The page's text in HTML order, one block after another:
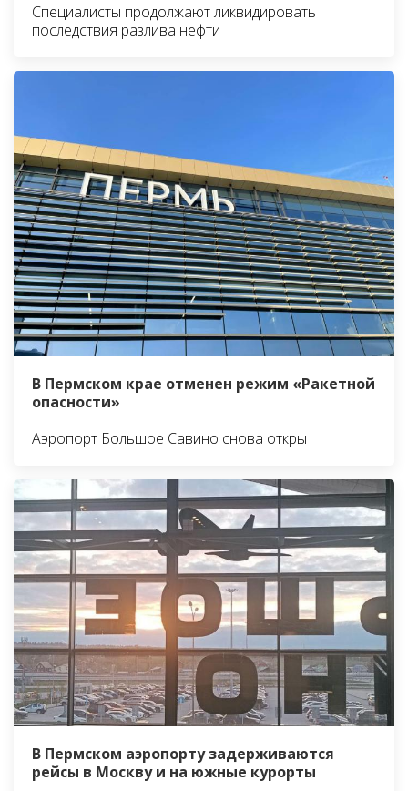
Специалисты продолжают ликвидировать
последствия разлива нефти
В Пермском крае отменен режим «Ракетной
опасности»
Аэропорт Большое Савино снова откры
В Пермском аэропорту задерживаются
рейсы в Москву и на южные курорты